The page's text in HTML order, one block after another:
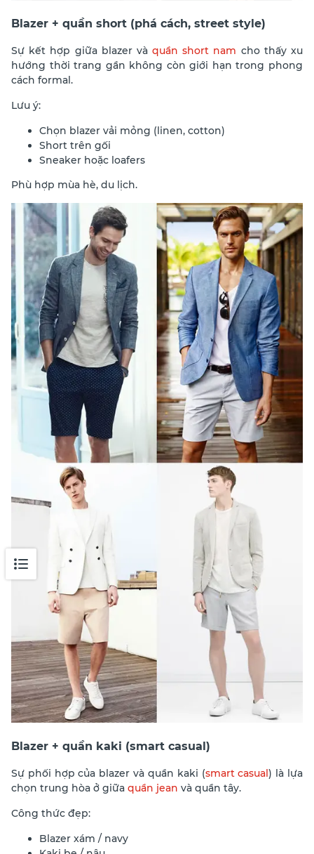
Blazer + quần short (phá cách, street style)
Sự kết hợp giữa blazer vàquần short nam cho thấy xu
hướng thời trang gần không còn giới hạn trong phong
cách formal.
Lưu ý:
Chọn blazer vải mỏng (linen, cotton)
Short trên gối
Sneaker hoặc loafers
Phù hợp mùa hè, du lịch.
Blazer + quần kaki (smart casual)
Sự phối hợp của blazer và quần kaki (smart casual) là lựa
chọn trung hòa ở giữa quần jean và quần tây.
Công thức đẹp:
Blazer xám / navy